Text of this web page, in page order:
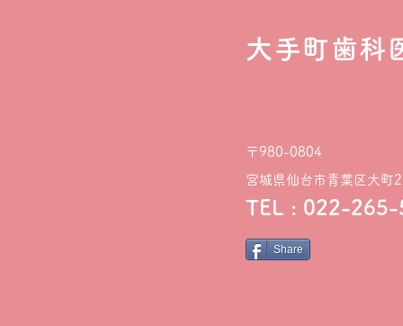
大手町歯科
〒980-0804
宮城県仙台市青葉区大
TEL : 022-265-
Share